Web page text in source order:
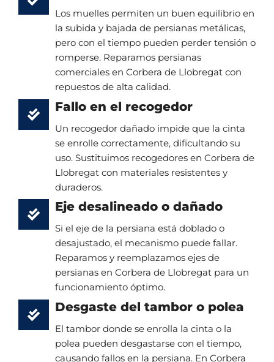
Los muelles permiten un buen equilibrio en
la subida y bajada de persianas metálicas,
pero con el tiempo pueden perder tensión o
romperse. Reparamos persianas
comerciales en Corbera de Llobregat con
repuestos de alta calidad.
Fallo en el recogedor
Un recogedor dañado impide que la cinta
se enrolle correctamente, dificultando su
uso. Sustituimos recogedores en Corbera de
Llobregat con materiales resistentes y
duraderos.
Eje desalineado o dañado
Si el eje de la persiana está doblado o
desajustado, el mecanismo puede fallar.
Reparamos y reemplazamos ejes de
persianas en Corbera de Llobregat para un
funcionamiento óptimo.
Desgaste del tambor o polea
El tambor donde se enrolla la cinta o la
polea pueden desgastarse con el tiempo,
causando fallos en la persiana. En Corbera